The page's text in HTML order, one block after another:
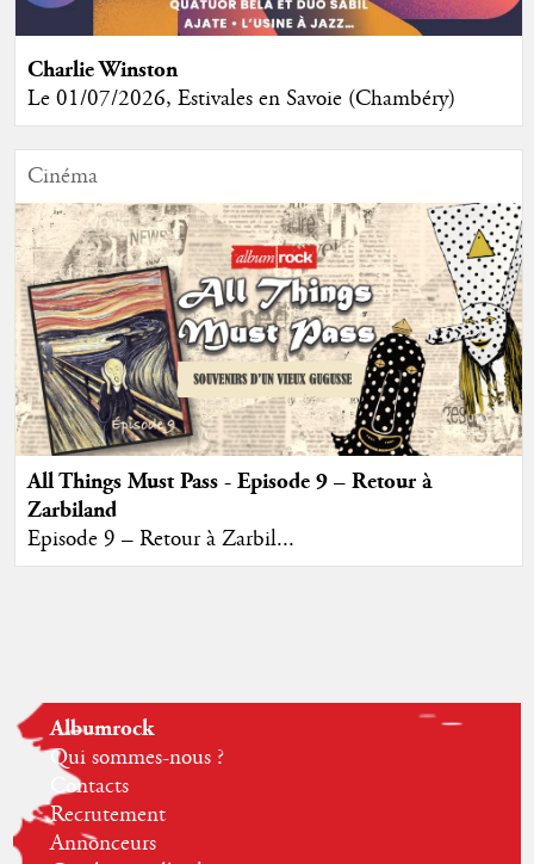
Charlie Winston
Le 01/07/2026, Estivales en Savoie (Chambéry)
Cinéma
All Things Must Pass - Episode 9 – Retour à
Zarbiland
Episode 9 – Retour à Zarbil...
Albumrock
Qui sommes-nous ?
Contacts
Recrutement
Annonceurs